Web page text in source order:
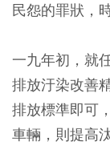
民怨的罪狀，
一九年初，就
排放汙染改善
排放標準即可
車輛，則提高